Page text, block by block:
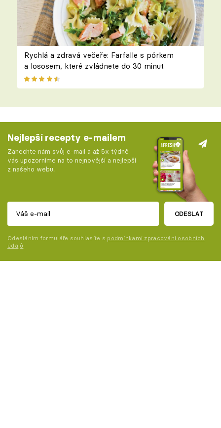
Rychlá a zdravá večeře: Farfalle s pórkem
a lososem, které zvládnete do 30 minut
Nejlepší recepty e-mailem
Zanechte nám svůj e-mail a až 5x týdně
vás upozorníme na to nejnovější a nejlepší
z našeho webu.
ODESLAT
Odesláním formuláře souhlasíte s podmínkami zpracování osobních
údajů